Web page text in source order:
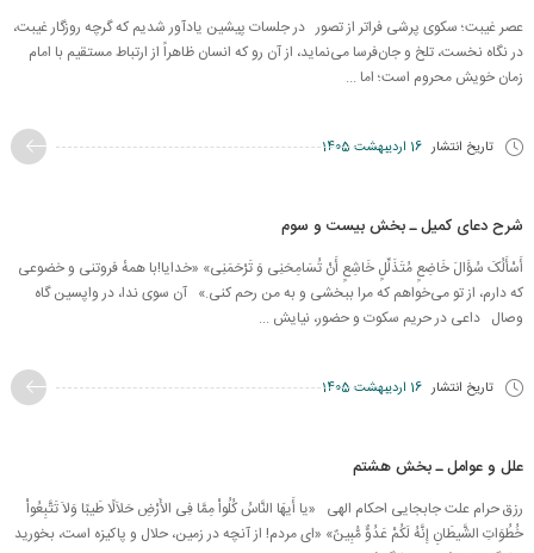
عصر غیبت؛ سکوی پرشی فراتر از تصور در جلسات پیشین یادآور شدیم که گرچه روزگار غیبت،
در نگاه نخست، تلخ و جان‌فرسا می‌نماید، از آن رو که انسان ظاهراً از ارتباط مستقیم با امام
زمان خویش محروم است؛ اما ...
تاریخ انتشار 16 اردیبهشت 1405
شرح دعای کمیل ـ بخش بیست و سوم
أَسْأَلُکَ سُؤَالَ خَاضِعٍ مُتَذَلِّلٍ خَاشِعٍ ‏أَنْ تُسَامِحَنِی وَ تَرْحَمَنِی» «خدایا!با همهٔ فروتنی و خضوعی
که دارم، از تو می‌خواهم که مرا ببخشی و به من رحم کنی.» آن سوی ندا، در واپسین گاه
وصال داعی در حریم سکوت و حضور، نیایش ...
تاریخ انتشار 16 اردیبهشت 1405
علل و عوامل ـ بخش هشتم
رزق حرام علت جابجایی احکام الهی «یا أَیهَا النَّاسُ كُلُواْ مِمَّا فِی الأَرْضِ حَلاَلًا طَیبًا وَلاَ تَتَّبِعُواْ
خُطُوَاتِ الشَّیطَانِ إِنَّهُ لَكُمْ عَدُوٌّ مُّبِینٌ» «اى مردم! از آنچه در زمین، حلال و پاكیزه است، بخورید